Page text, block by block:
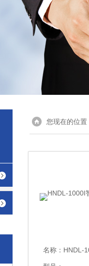
您现在的位置
名称： HNDL-